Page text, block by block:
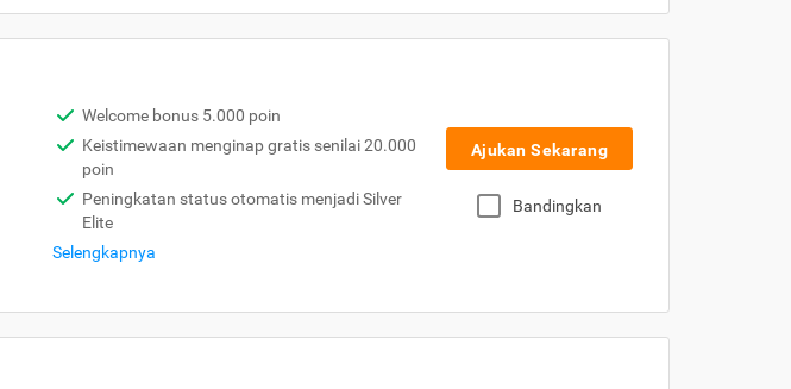
Welcome bonus 5.000 poin
Keistimewaan menginap gratis senilai 20.000
poin
Peningkatan status otomatis menjadi Silver
Elite
Selengkapnya
Ajukan Sekarang
Bandingkan